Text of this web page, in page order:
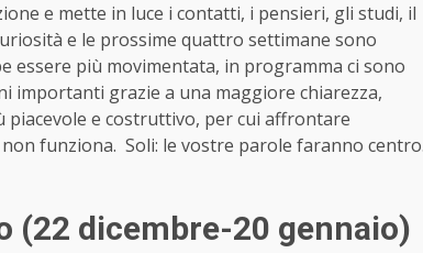
e mette in luce i contatti, i pensieri, gli studi, il
e le prossime quattro settimane sono
essere più movimentata, in programma ci sono
importanti grazie a una maggiore chiarezza,
piacevole e costruttivo, per cui affrontare
funziona. Soli: le vostre parole faranno
(22 dicembre-20 gennaio)